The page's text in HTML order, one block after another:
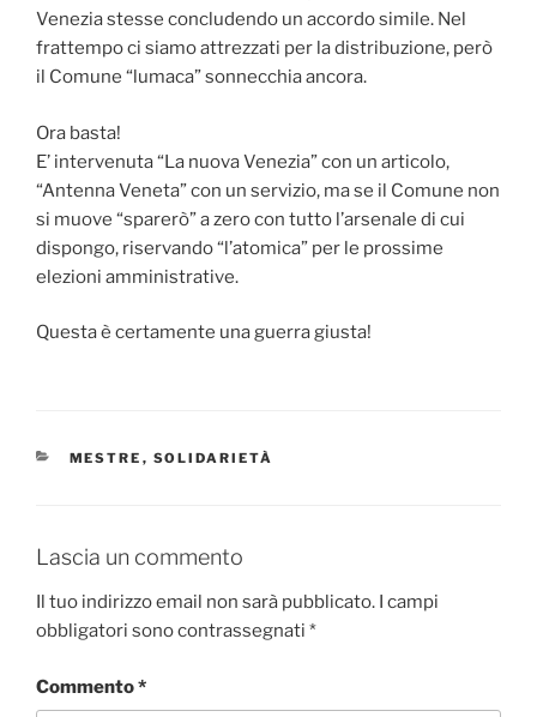
Venezia stesse concludendo un accordo simile. Nel
frattempo ci siamo attrezzati per la distribuzione, però
il Comune “lumaca” sonnecchia ancora.
Ora basta!
E’ intervenuta “La nuova Venezia” con un articolo,
“Antenna Veneta” con un servizio, ma se il Comune non
si muove “sparerò” a zero con tutto l’arsenale di cui
dispongo, riservando “l’atomica” per le prossime
elezioni amministrative.
Questa è certamente una guerra giusta!
CATEGORIE
MESTRE , SOLIDARIETÀ
Lascia un commento
Il tuo indirizzo email non sarà pubblicato. I campi
obbligatori sono contrassegnati *
Commento*